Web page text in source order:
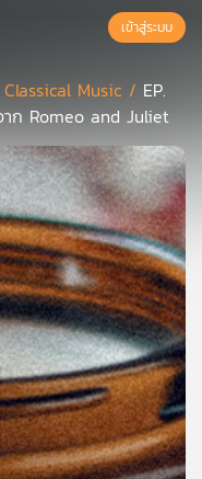
เข้าสู่ระบบ
Music / EP.
าก Romeo and Juliet